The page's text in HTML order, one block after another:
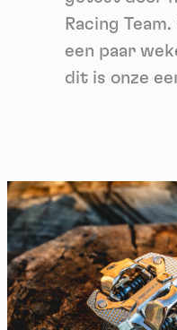
Racing
een paar
dit is onze